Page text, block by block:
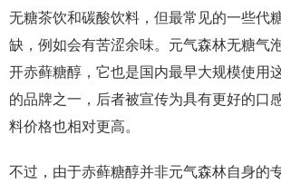
无糖茶饮和碳酸饮料，但最常见的一些代
缺，例如会有苦涩余味。元气森林无糖气
开赤藓糖醇，它也是国内最早大规模使用
的品牌之一，后者被宣传为具有更好的口
料价格也相对更高。
不过，由于赤藓糖醇并非元气森林自身的